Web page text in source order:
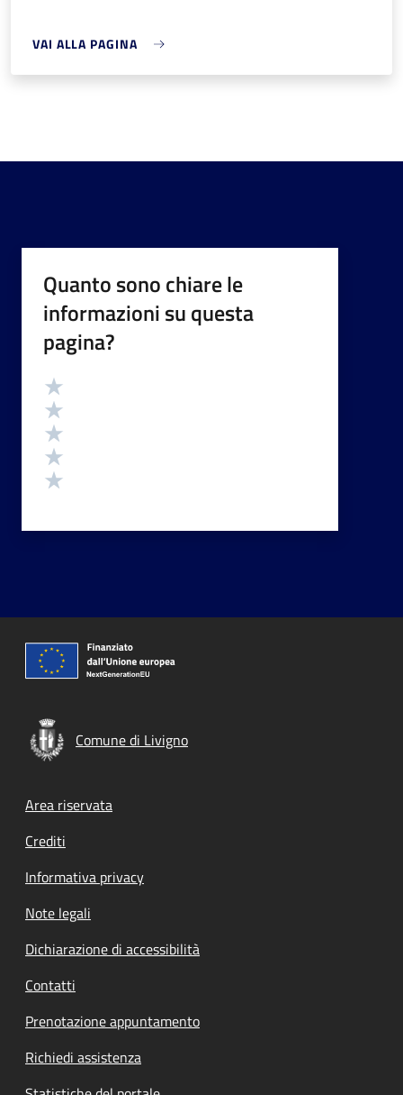
VAI ALLA PAGINA
Quanto sono chiare le
informazioni su questa
pagina?
Valutazione
Comune di Livigno
Footer menu
Area riservata
Crediti
Informativa privacy
Note legali
Dichiarazione di accessibilità
Contatti
Prenotazione appuntamento
Richiedi assistenza